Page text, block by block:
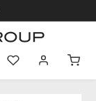
Du hast 0